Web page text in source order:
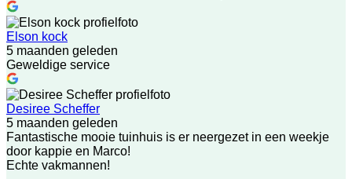
Elson kock
5 maanden geleden
Geweldige service
Desiree Scheffer
5 maanden geleden
Fantastische mooie tuinhuis is er neergezet in een weekje
door kappie en Marco!
Echte vakmannen!